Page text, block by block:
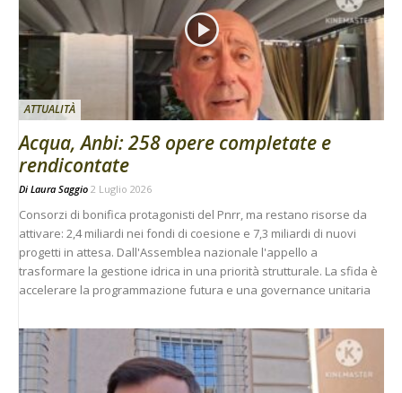
ATTUALITÀ
Acqua, Anbi: 258 opere completate e
rendicontate
Di Laura Saggio 2 Luglio 2026
Consorzi di bonifica protagonisti del Pnrr, ma restano risorse da
attivare: 2,4 miliardi nei fondi di coesione e 7,3 miliardi di nuovi
progetti in attesa. Dall'Assemblea nazionale l'appello a
trasformare la gestione idrica in una priorità strutturale. La sfida è
accelerare la programmazione futura e una governance unitaria